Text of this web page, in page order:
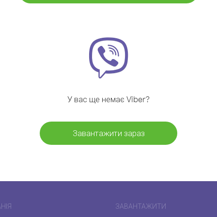
У вас ще немає Viber?
Завантажити зараз
ЗАВАНТАЖИТИ